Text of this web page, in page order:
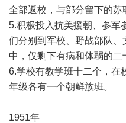
全部返校，与部分留下的苏
5.积极投入抗美援朝、参军
们分别到军校、野战部队
中，仅剩下有病和体弱的二
6.学校有教学班十二个，在
年级各有一个朝鲜族班。
1951年